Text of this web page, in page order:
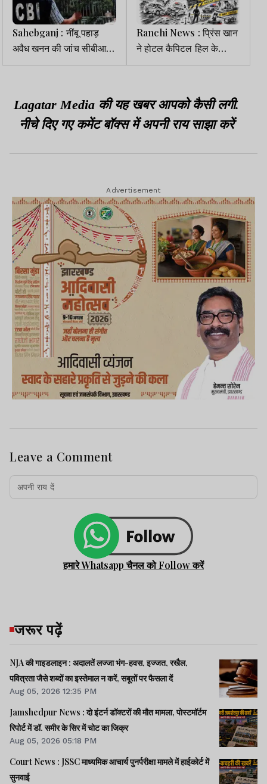
Sahebganj : नींबू पहाड़
अवैध खनन की जांच सीबीआई
रांची से दिल्ली ट्रांसफर
Ranchi News : प्रिंस खान
ने होटल कैपिटल हिल के
मालिक से मांगी एक करोड़ की
Lagatar Media की यह खबर आपको कैसी लगी.
नीचे दिए गए कमेंट बॉक्स में अपनी राय साझा करें
Advertisement
Leave a Comment
हमारे Whatsapp चैनल को Follow करें
जरूर पढ़ें
NJA की गाइडलाइन : अदालतें लज्जा भंग-हवस, इज्जत, रखैल,
पवित्रता जैसे शब्दों का इस्तेमाल न करें, सबूतों पर फैसला दें
Aug 05, 2026 12:35 PM
Jamshedpur News : दो इंटर्न डॉक्टरों की मौत मामला, पोस्टमॉर्टम
रिपोर्ट में डॉ. समीर के सिर में चोट का जिक्र
Aug 05, 2026 05:18 PM
Court News : JSSC माध्यमिक आचार्य पुनर्परीक्षा मामले में हाईकोर्ट में
सुनवाई